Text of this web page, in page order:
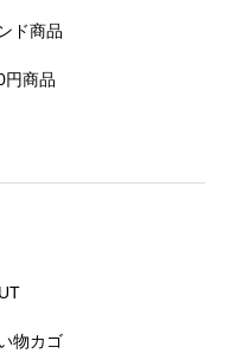
ド商品
円商品
物カゴ